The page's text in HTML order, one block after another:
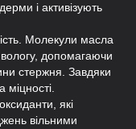
і активізують
Молекули масла
допомагаючи
стержня. Завдяки
які
вільними